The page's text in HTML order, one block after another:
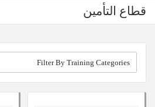
قطاع التأمين